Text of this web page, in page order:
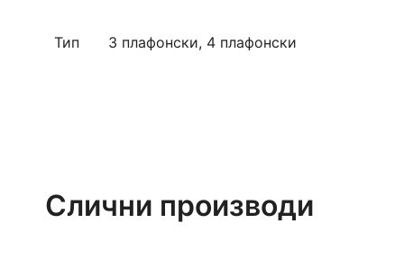
Тип 3 плафонски, 4 плафонски
Слични производи